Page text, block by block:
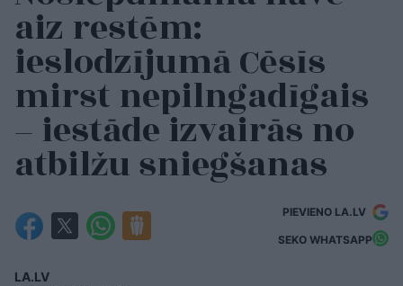
aiz restēm:
ieslodzījumā Cēsīs
mirst nepilngadīgais
– iestāde izvairās no
atbilžu sniegšanas
PIEVIENO LA.LV
SEKO WHATSAPP
LA.LV